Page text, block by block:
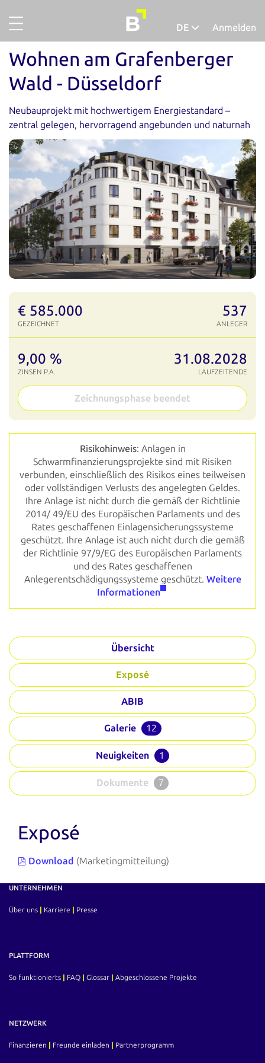
Projekte
Gold
Über uns
So funktionierts
Unternehmensaccount
Abgeschlossene Projekte
Ausfallquote
Ratgeber
DE
Español
Anmelden
Wohnen am Grafenberger
Wald - Düsseldorf
Neubauprojekt mit hochwertigem Energiestandard –
zentral gelegen, hervorragend angebunden und naturnah
€ 585.000
GEZEICHNET
537
ANLEGER
9,00 %
ZINSEN P.A.
31.08.2028
LAUFZEITENDE
Zeichnungsphase beendet
Risikohinweis: Anlagen in
Schwarmfinanzierungsprojekte sind mit Risiken
verbunden, einschließlich des Risikos eines teilweisen
oder vollständigen Verlusts des angelegten Geldes.
Ihre Anlage ist nicht durch die gemäß der Richtlinie
2014/ 49/EU des Europäischen Parlaments und des
Rates geschaffenen Einlagensicherungssysteme
geschützt. Ihre Anlage ist auch nicht durch die gemäß
der Richtlinie 97/9/EG des Europäischen Parlaments
und des Rates geschaffenen
Anlegerentschädigungssysteme geschützt. Weitere
Informationen
Übersicht
Exposé
ABIB
Galerie 12
Neuigkeiten 1
Dokumente 7
Exposé
Download (Marketingmitteilung)
UNTERNEHMEN
Über uns Karriere Presse
PLATTFORM
So funktionierts FAQ Glossar Abgeschlossene Projekte
NETZWERK
Finanzieren Freunde einladen Partnerprogramm